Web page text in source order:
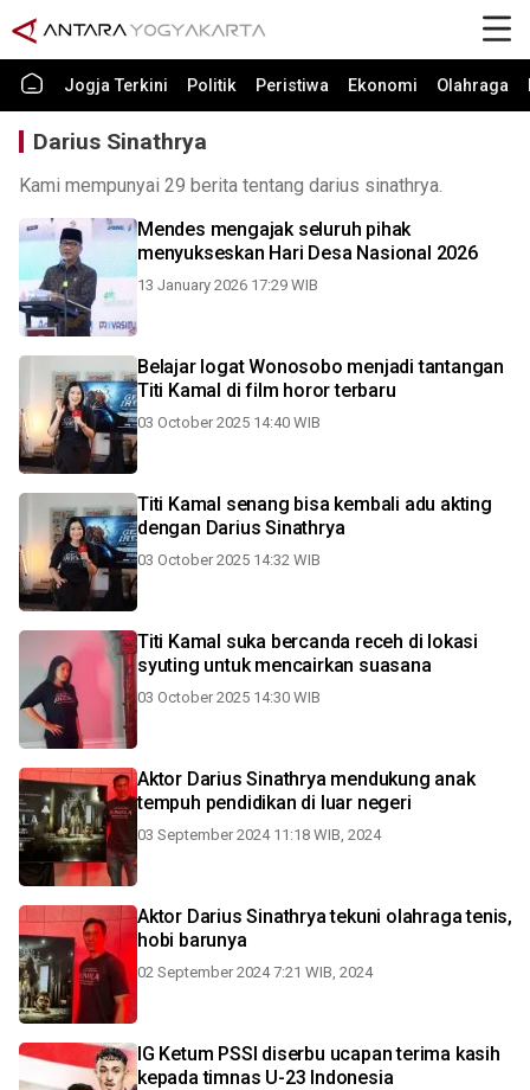
Jogja Terkini Politik Peristiwa Ekonomi Olahraga
Darius Sinathrya
Kami mempunyai 29 berita tentang darius sinathrya.
Mendes mengajak seluruh pihak
menyukseskan Hari Desa Nasional 2026
13 January 2026 17:29 WIB
Belajar logat Wonosobo menjadi tantangan
Titi Kamal di film horor terbaru
03 October 2025 14:40 WIB
Titi Kamal senang bisa kembali adu akting
dengan Darius Sinathrya
03 October 2025 14:32 WIB
Titi Kamal suka bercanda receh di lokasi
syuting untuk mencairkan suasana
03 October 2025 14:30 WIB
Aktor Darius Sinathrya mendukung anak
tempuh pendidikan di luar negeri
03 September 2024 11:18 WIB, 2024
Aktor Darius Sinathrya tekuni olahraga tenis,
hobi barunya
02 September 2024 7:21 WIB, 2024
IG Ketum PSSI diserbu ucapan terima kasih
kepada timnas U-23 Indonesia